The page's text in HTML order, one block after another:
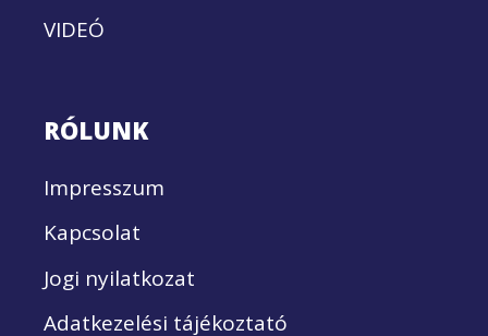
VIDEÓ
RÓLUNK
Impresszum
Kapcsolat
Jogi nyilatkozat
Adatkezelési tájékoztató